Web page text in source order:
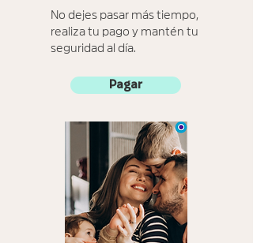
No dejes pasar más tiempo,
realiza tu pago y mantén tu
seguridad al día.
Pagar